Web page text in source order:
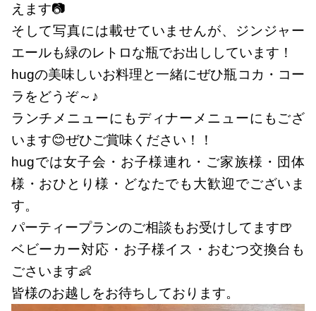
えます📷
そして写真には載せていませんが、ジンジャー
エールも緑のレトロな瓶でお出ししています！
hugの美味しいお料理と一緒にぜひ瓶コカ・コー
ラをどうぞ～♪
ランチメニューにもディナーメニューにもござ
います😊ぜひご賞味ください！！
hugでは女子会・お子様連れ・ご家族様・団体
様・おひとり様・どなたでも大歓迎でございま
す。
パーティープランのご相談もお受けしてます🍺
ベビーカー対応・お子様イス・おむつ交換台も
ごさいます👶
皆様のお越しをお待ちしております。